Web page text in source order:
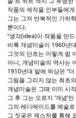
작품의 제작을 인부들에
그는 그저 반복적인 기하
뿐이다.
“생각(idea)이 작품을 만
비록 개념미술이 1960년
그것의 단초는 이렇게 팝
아니, 개념미술의 역사는
1910년대 말에 뒤샹은 “
그림을 그리지 않는 최초
개념미술은 그때 이미 시
그 후 그는 오로지 ‘개념’
그의 레디메이드를 예술
그 짓궂은 제스처를 통해